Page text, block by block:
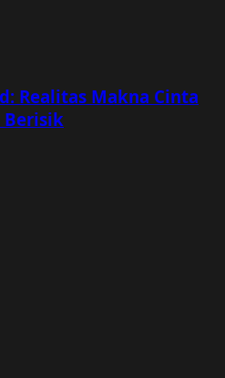
Realitas Makna Cinta
Berisik